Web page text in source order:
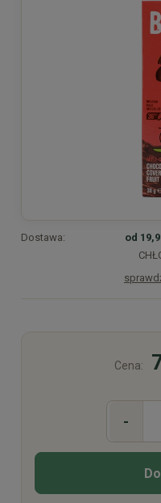
Dostawa: od
Cena nie zawiera
Cena:
-